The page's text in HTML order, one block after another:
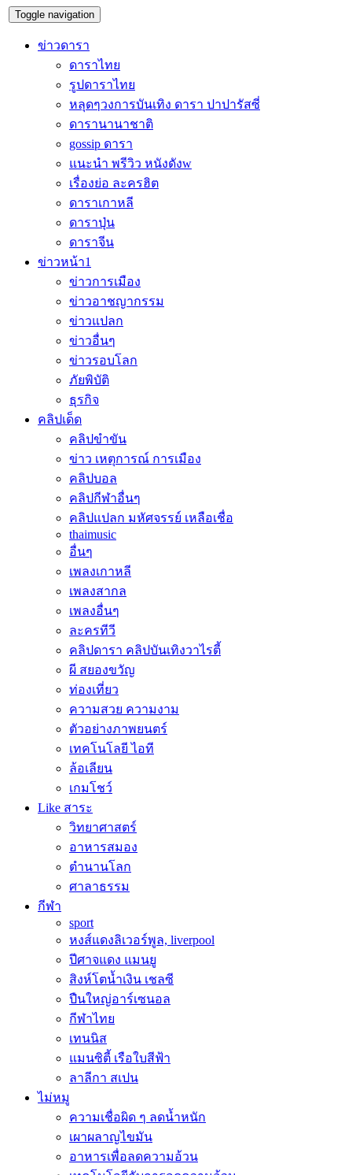
Toggle navigation
ข่าวดารา
ดาราไทย
รูปดาราไทย
หลุดๆวงการบันเทิง ดารา ปาปารัสซี่
ดารานานาชาติ
gossip ดารา
แนะนำ พรีวิว หนังดังw
เรื่องย่อ ละครฮิต
ดาราเกาหลี
ดาราปุ่น
ดาราจีน
ข่าวหน้า1
ข่าวการเมือง
ข่าวอาชญากรรม
ข่าวแปลก
ข่าวอื่นๆ
ข่าวรอบโลก
ภัยพิบัติ
ธุรกิจ
คลิปเด็ด
คลิปขำขัน
ข่าว เหตุการณ์ การเมือง
คลิปบอล
คลิปกีฬาอื่นๆ
คลิปแปลก มหัศจรรย์ เหลือเชื่อ
thaimusic
อื่นๆ
เพลงเกาหลี
เพลงสากล
เพลงอื่นๆ
ละครทีวี
คลิปดารา คลิปบันเทิงวาไรตี้
ผี สยองขวัญ
ท่องเที่ยว
ความสวย ความงาม
ตัวอย่างภาพยนตร์
เทคโนโลยี ไอที
ล้อเลียน
เกมโชว์
Like สาระ
วิทยาศาสตร์
อาหารสมอง
ตำนานโลก
ศาลาธรรม
กีฬา
sport
หงส์แดงลิเวอร์พูล, liverpool
ปีศาจแดง แมนยู
สิงห์โตน้ำเงิน เชลซี
ปืนใหญ่อาร์เซนอล
กีฬาไทย
เทนนิส
แมนซิตี้ เรือใบสีฟ้า
ลาลีกา สเปน
ไม่หมู
ความเชื่อผิด ๆ ลดน้ำหนัก
เผาผลาญไขมัน
อาหารเพื่อลดความอ้วน